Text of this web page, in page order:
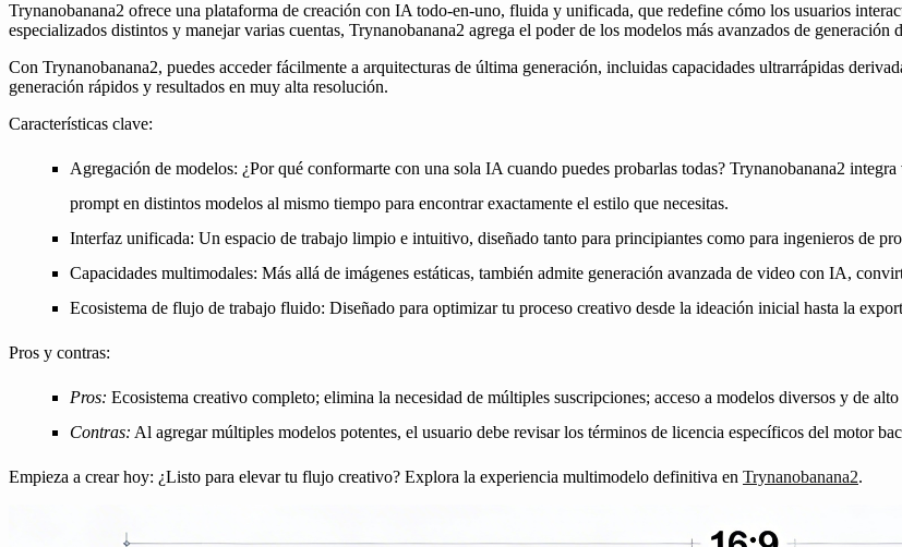
Trynanobanana2 ofrece una plataforma de creación con IA todo-en-uno, fluida y unificada, que redefine cómo los usuarios
especializados distintos y manejar varias cuentas, Trynanobanana2 agrega el poder de los modelos más avanzados de generación
Con Trynanobanana2, puedes acceder fácilmente a arquitecturas de última generación, incluidas capacidades ultrarrápidas
generación rápidos y resultados en muy alta resolución.
Características clave:
Agregación de modelos: ¿Por qué conformarte con una sola IA cuando puedes probarlas todas? Trynanobanana2
prompt en distintos modelos al mismo tiempo para encontrar exactamente el estilo que necesitas.
Interfaz unificada: Un espacio de trabajo limpio e intuitivo, diseñado tanto para principiantes como para ingenieros de
Capacidades multimodales: Más allá de imágenes estáticas, también admite generación avanzada de video con IA,
Ecosistema de flujo de trabajo fluido: Diseñado para optimizar tu proceso creativo desde la ideación inicial hasta la
Pros y contras:
Pros: Ecosistema creativo completo; elimina la necesidad de múltiples suscripciones; acceso a modelos diversos y de
Contras: Al agregar múltiples modelos potentes, el usuario debe revisar los términos de licencia específicos del motor
Empieza a crear hoy: ¿Listo para elevar tu flujo creativo? Explora la experiencia multimodelo definitiva en Trynanobanana2.